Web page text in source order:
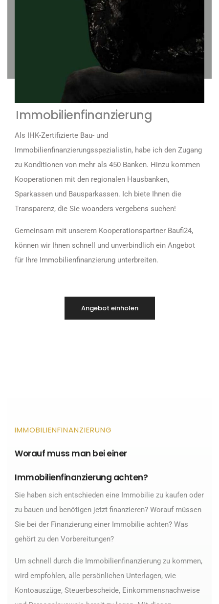
Immobilienfinanzierung
Als IHK-Zertifizierte Bau- und
Immobilienfinanzierungsspezialistin, habe ich den Zugang
zu Konditionen von mehr als 450 Banken. Hinzu kommen
Kooperationen mit den regionalen Hausbanken,
Sparkassen und Bausparkassen. Ich biete Ihnen die
Transparenz, die Sie woanders vergebens suchen!
Gemeinsam mit unserem Kooperationspartner Baufi24,
können wir Ihnen schnell und unverbindlich ein Angebot
für Ihre Immobilienfinanzierung unterbreiten.
Angebot einholen
IMMOBILIENFINANZIERUNG
Worauf muss man bei einer
Immobilienfinanzierung achten?
Sie haben sich entschieden eine Immobilie zu kaufen oder
zu bauen und benötigen jetzt finanzieren? Worauf müssen
Sie bei der Finanzierung einer Immobilie achten? Was
gehört zu den Vorbereitungen?
Um schnell durch die Immobilienfinanzierung zu kommen,
wird empfohlen, alle persönlichen Unterlagen, wie
Kontoauszüge, Steuerbescheide, Einkommensnachweise